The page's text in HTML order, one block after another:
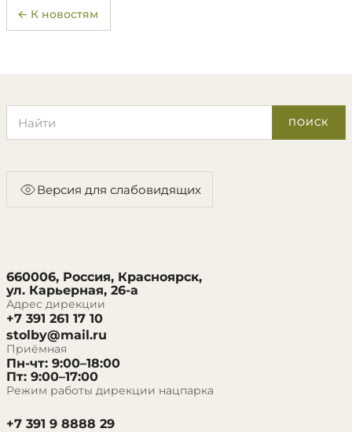
← К новостям
ПОИСК
Версия для слабовидящих
660006, Россия, Красноярск,
ул. Карьерная, 26-а
Адрес дирекции
+7 391 261 17 10
stolby@mail.ru
Приёмная
Пн-чт: 9:00–18:00
Пт: 9:00–17:00
Режим работы дирекции нацпарка
+7 391 9 8888 29